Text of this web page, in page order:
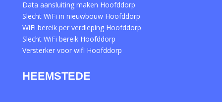
Data aansluiting maken Hoofddorp
Slecht WiFi in nieuwbouw Hoofddorp
WiFi bereik per verdieping Hoofddorp
Slecht WiFi bereik Hoofddorp
Versterker voor wifi Hoofddorp
HEEMSTEDE